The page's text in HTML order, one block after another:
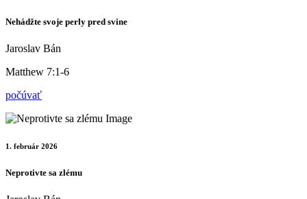
Nehádžte svoje perly pred svine
Jaroslav Bán
Matthew 7:1-6
počúvať
1. február 2026
Neprotivte sa zlému